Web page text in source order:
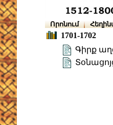
Որոնում
1701-1702
Գիրք